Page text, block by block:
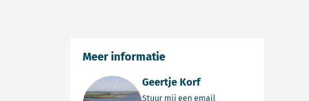
Geertje Korf
Stuur mij een email
Meer informatie